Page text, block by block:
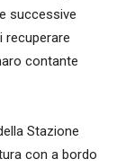
successive
recuperare
contante
Stazione
con a bordo